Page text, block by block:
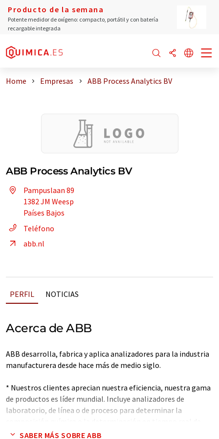
Producto de la semana
Potente medidor de oxígeno: compacto, portátil y con batería
recargable integrada
Home Empresas ABB Process Analytics BV
ABB Process Analytics BV
Pampuslaan 89
1382 JM Weesp
Países Bajos
Teléfono
abb.nl
PERFIL NOTICIAS
Acerca de ABB
ABB desarrolla, fabrica y aplica analizadores para la industria
manufacturera desde hace más de medio siglo.
* Nuestros clientes aprecian nuestra eficiencia, nuestra gama
de productos es líder mundial. Incluye analizadores de
laboratorio, de línea o de proceso para determinar la
composición química o la determinación en tiempo real de
parámetros físicos.
SABER MÁS SOBRE ABB